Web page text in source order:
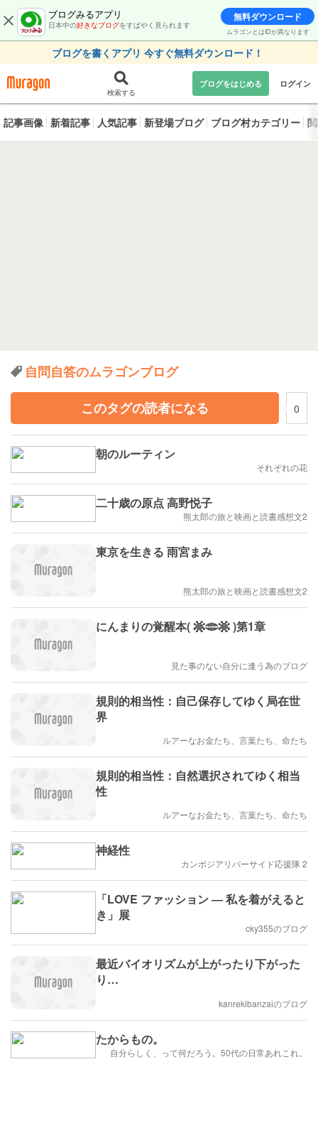
ブログみるアプリ
日本中の好きなブログをすばやく見られます
無料ダウンロード
ムラゴンとはIDが異なります
ブログを書くアプリ 今すぐ無料ダウンロード！
検索する
ブログをはじめる ログイン
記事画像 新着記事 人気記事 新登場ブログ ブログ村カテゴリー
自問自答のムラゴンブログ
このタグの読者になる
0
朝のルーティン
それぞれの花
二十歳の原点 高野悦子
熊太郎の旅と映画と読書感想文2
東京を生きる 雨宮まみ
熊太郎の旅と映画と読書感想文2
にんまりの覚醒本( 𖡹𓂏𖡹 )第1章
見た事のない自分に逢う為のブログ
規則的相当性：自己保存してゆく局在世
界
ルアーなお金たち、言葉たち、命たち
規則的相当性：自然選択されてゆく相当
性
ルアーなお金たち、言葉たち、命たち
神経性
カンボジアリバーサイド応援隊 2
「LOVE ファッション ― 私を着がえると
き」展
cky355のブログ
最近バイオリズムが上がったり下がった
り…
kanrekibanzaiのブログ
たからもの。
自分らしく、って何だろう。50代の日常あれこれ。